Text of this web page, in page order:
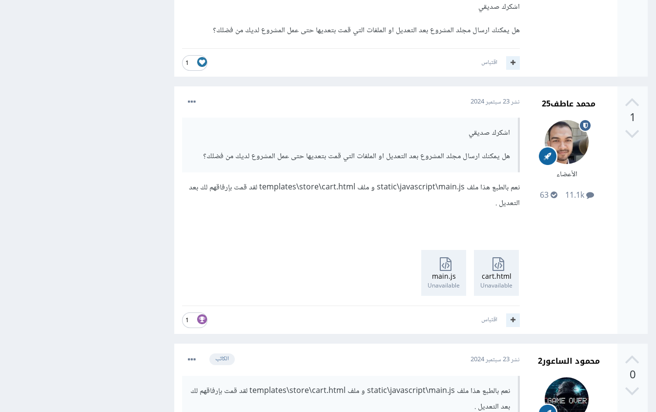
اشكرك صديقي
هل يمكنك ارسال مجلد المشروع بعد التعديل او الملفات التي قمت بتعديها حتى عمل المشروع لديك من فضلك؟
1 اقتباس
1
محمد عاطف25
الأعضاء
11.1k
63
نشر23 سبتمبر 2024
اشكرك صديقي
هل يمكنك ارسال مجلد المشروع بعد التعديل او الملفات التي قمت بتعديها حتى عمل المشروع لديك من فضلك؟
نعم بالطبع هذا ملف static\javascript\main.js و ملف templates\store\cart.html لقد قمت بإرفاقهم لك بعد
التعديل .
cart.html
Unavailable
main.js
Unavailable
1 اقتباس
0
محمود الساعور2 الكاتب نشر23 سبتمبر 2024
نعم بالطبع هذا ملف static\javascript\main.js و ملف templates\store\cart.html لقد قمت بإرفاقهم لك
بعد التعديل .